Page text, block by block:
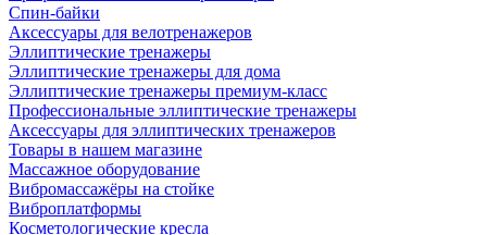
Спин-байки
Аксессуары для велотренажеров
Эллиптические тренажеры
Эллиптические тренажеры для дома
Эллиптические тренажеры премиум-класс
Профессиональные эллиптические тренажеры
Аксессуары для эллиптических тренажеров
Товары в нашем магазине
Массажное оборудование
Вибромассажёры на стойке
Виброплатформы
Косметологические кресла